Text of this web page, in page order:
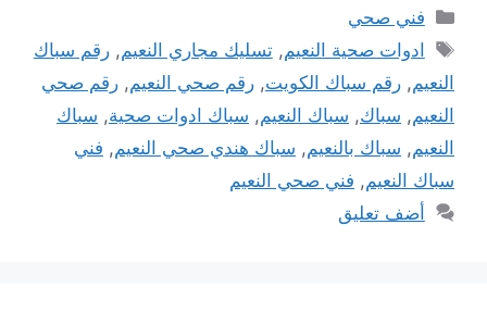
التصنيفات
فني صحي
الوسوم
ادوات صحية النعيم,تسليك مجاري النعيم,رقم سباك
النعيم, رقم سباك الكويت, رقم صحي النعيم, رقم صحي
النعيم, سباك, سباك النعيم, سباك ادوات صحية, سباك
النعيم, سباك بالنعيم, سباك هندي صحي النعيم, فني
سباك النعيم, فني صحي النعيم
أضف تعليق